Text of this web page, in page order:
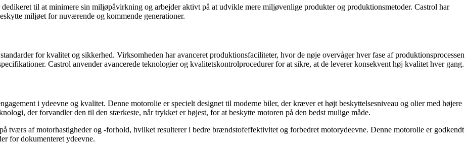
til at minimere sin miljøpåvirkning og arbejder aktivt på at udvikle mere miljøvenlige produkter og produktionsmetoder. Castrol har
miljøet for nuværende og kommende generationer.
for kvalitet og sikkerhed. Virksomheden har avanceret produktionsfaciliteter, hvor de nøje overvåger hver fase af produktionsprocessen
Castrol anvender avancerede teknologier og kvalitetskontrolprocedurer for at sikre, at de leverer konsekvent høj kvalitet hver gang.
i ydeevne og kvalitet. Denne motorolie er specielt designet til moderne biler, der kræver et højt beskyttelsesniveau og olier med højere
der forvandler den til den stærkeste, når trykket er højest, for at beskytte motoren på den bedst mulige måde.
tværs af motorhastigheder og -forhold, hvilket resulterer i bedre brændstofeffektivitet og forbedret motorydeevne. Denne motorolie er godkendt
for dokumenteret ydeevne.